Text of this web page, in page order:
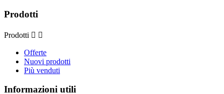
Prodotti
Prodotti  
Offerte
Nuovi prodotti
Più venduti
Informazioni utili